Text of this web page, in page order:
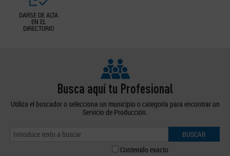
DARSE DE ALTA
EN EL
DIRECTORIO
Busca aquí tu Profesional
Utiliza el buscador o selecciona un municipio o categoría para encontrar un
Servicio de Producción.
BUSCAR
Contenido exacto